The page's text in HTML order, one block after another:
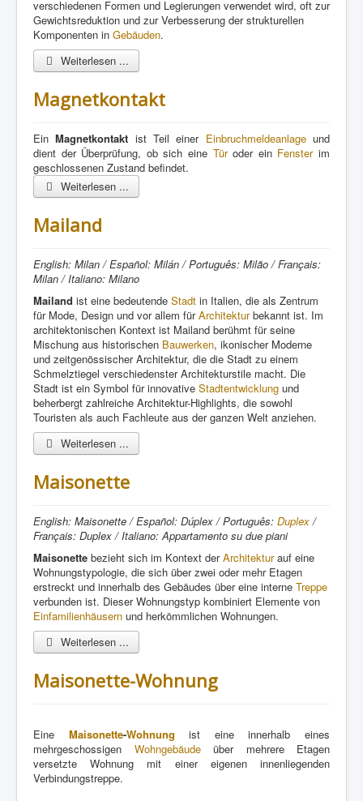
verschiedenen Formen und Legierungen verwendet wird, oft zur
Gewichtsreduktion und zur Verbesserung der strukturellen
Komponenten in Gebäuden.
Weiterlesen ...
Magnetkontakt
EinMagnetkontakt ist Teil einer Einbruchmeldeanlageund
dient der Überprüfung, ob sich eine Türoder ein Fensterim
geschlossenen Zustand befindet.
Weiterlesen ...
Mailand
English: Milan / Español: Milán / Português: Milão / Français:
Milan / Italiano: Milano
Mailand ist eine bedeutende Stadt in Italien, die als Zentrum
für Mode, Design und vor allem fürArchitekturbekannt ist. Im
architektonischen Kontext ist Mailand berühmt für seine
Mischung aus historischen Bauwerken, ikonischer Moderne
und zeitgenössischer Architektur, die die Stadt zu einem
Schmelztiegel verschiedenster Architekturstile macht. Die
Stadt ist ein Symbol für innovative Stadtentwicklung und
beherbergt zahlreiche Architektur-Highlights, die sowohl
Touristen als auch Fachleute aus der ganzen Welt anziehen.
Weiterlesen ...
Maisonette
English: Maisonette / Español: Dúplex / Português: Duplex /
Français: Duplex / Italiano: Appartamento su due piani
Maisonette bezieht sich im Kontext derArchitekturauf eine
Wohnungstypologie, die sich über zwei oder mehr Etagen
erstreckt und innerhalb des Gebäudes über eine interne Treppe
verbunden ist. Dieser Wohnungstyp kombiniert Elemente von
Einfamilienhäusern und herkömmlichen Wohnungen.
Weiterlesen ...
Maisonette-Wohnung
Eine Maisonette-Wohnung ist eine innerhalb eines
mehrgeschossigen Wohngebäudeüber mehrere Etagen
versetzte Wohnung mit einer eigenen innenliegenden
Verbindungstreppe.